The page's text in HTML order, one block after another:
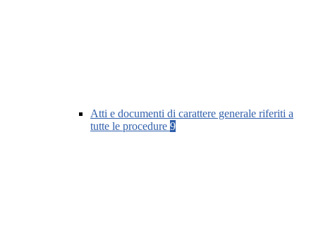
Atti e documenti di carattere generale riferiti a
tutte le procedure 9